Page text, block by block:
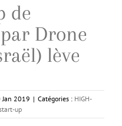
de
Drone
lève
Jan 2019 | Catégories : HIGH-
up